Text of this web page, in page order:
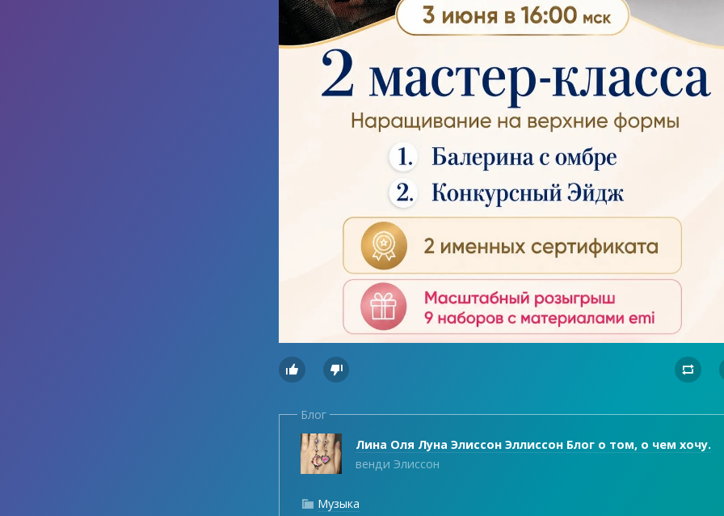
  
Блог
Лина Оля Луна Элиссон Эллиссон Блог о том, о чем хочу.
венди Элиссон
 Музыка